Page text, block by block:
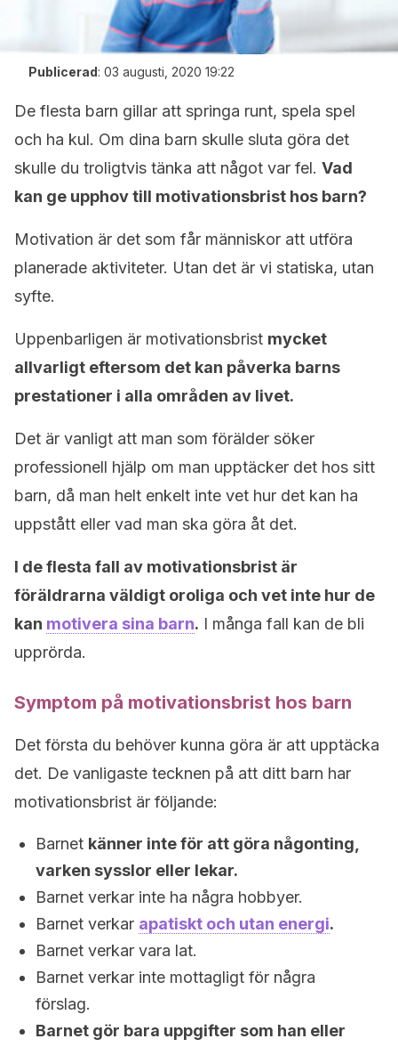
Publicerad: 03 augusti, 2020 19:22
De flesta barn gillar att springa runt, spela spel
och ha kul. Om dina barn skulle sluta göra det
skulle du troligtvis tänka att något var fel. Vad
kan ge upphov till motivationsbrist hos barn?
Motivation är det som får människor att utföra
planerade aktiviteter. Utan det är vi statiska, utan
syfte.
Uppenbarligen är motivationsbrist mycket
allvarligt eftersom det kan påverka barns
prestationer i alla områden av livet.
Det är vanligt att man som förälder söker
professionell hjälp om man upptäcker det hos sitt
barn, då man helt enkelt inte vet hur det kan ha
uppstått eller vad man ska göra åt det.
I de flesta fall av motivationsbrist är
föräldrarna väldigt oroliga och vet inte hur de
kan motivera sina barn. I många fall kan de bli
upprörda.
Symptom på motivationsbrist hos barn
Det första du behöver kunna göra är att upptäcka
det. De vanligaste tecknen på att ditt barn har
motivationsbrist är följande:
Barnet känner inte för att göra någonting,
varken sysslor eller lekar.
Barnet verkar inte ha några hobbyer.
Barnet verkar apatiskt och utan energi.
Barnet verkar vara lat.
Barnet verkar inte mottagligt för några
förslag.
Barnet gör bara uppgifter som han eller